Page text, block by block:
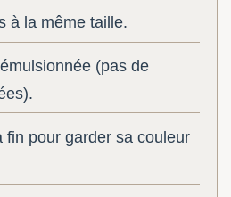
à la même taille.
(pas de
pour garder sa couleur